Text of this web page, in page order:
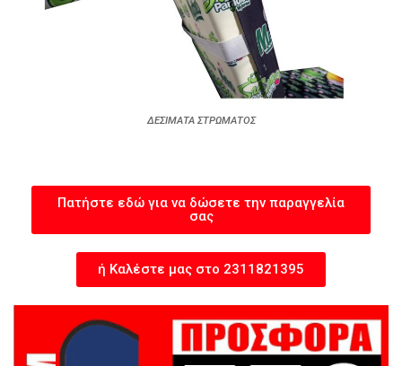
ΔΕΣΙΜΑΤΑ ΣΤΡΩΜΑΤΟΣ
Πατήστε εδώ για να δώσετε την παραγγελία
σας
ή Καλέστε μας στο 2311821395